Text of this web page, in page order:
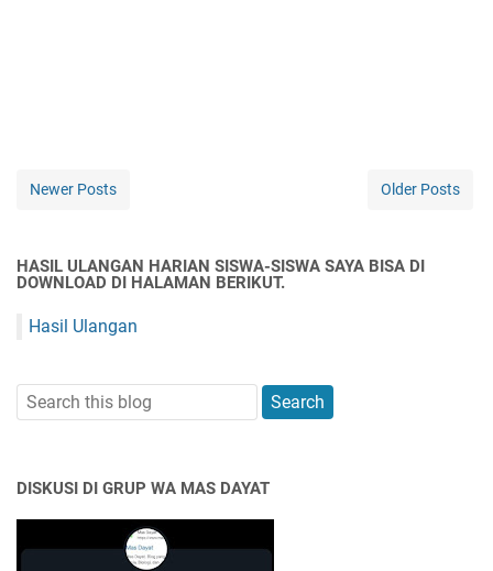
Newer Posts Older Posts
HASIL ULANGAN HARIAN SISWA-SISWA SAYA BISA DI
DOWNLOAD DI HALAMAN BERIKUT.
Hasil Ulangan
DISKUSI DI GRUP WA MAS DAYAT